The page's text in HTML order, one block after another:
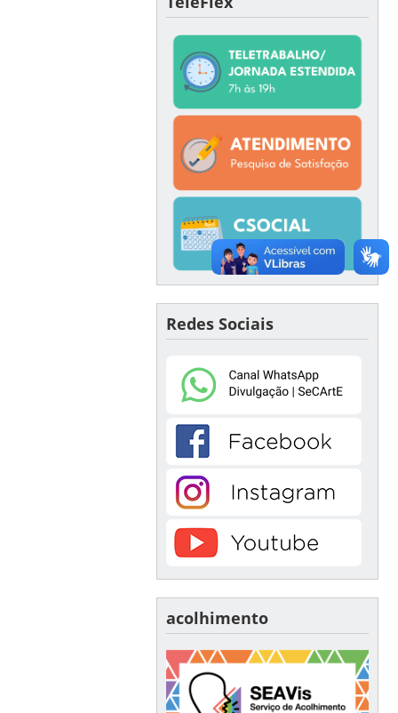
Redes Sociais
acolhimento